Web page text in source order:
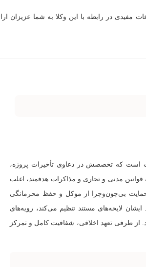
مفیدی در رابطه با این وکلا به شما عزیزان
است که تخصصش در دعاوی تأخیرات پروژه،
مدنی و تجاری و مذاکرات هدفمند، اغلب
حمایت بی‌چون‌وچرا از موکل و حفظ محرمانگی
لایحه‌های مستند تنظیم می‌کند، رویه‌های
از طرفی تعهد اخلاقی، شفافیت کامل و تمرکز